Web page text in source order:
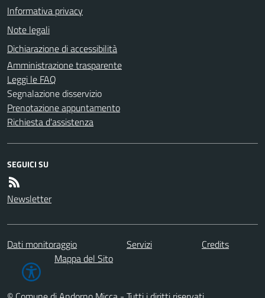
Informativa privacy
Note legali
Dichiarazione di accessibilità
Amministrazione trasparente
Leggi le FAQ
Segnalazione disservizio
Prenotazione appuntamento
Richiesta d'assistenza
SEGUICI SU
Newsletter
Dati monitoraggio Servizi
Credits
Mappa del Sito